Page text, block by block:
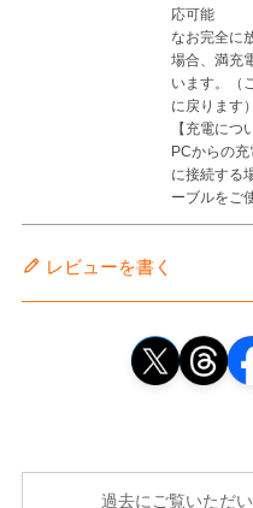
応可能
なお完全に
場合、満充
います。（
に戻ります）
【充電につ
PCからの
に接続する
ーブルをご
レビューを書く
過去にご覧いただ